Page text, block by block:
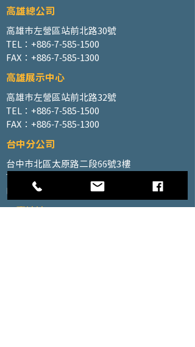
高雄總公司
高雄市左營區站前北路30號
TEL：+886-7-585-1500
FAX：+886-7-585-1300
高雄展示中心
高雄市左營區站前北路32號
TEL：+886-7-585-1500
FAX：+886-7-585-1300
台中分公司
台中市北區太原路二段66號3樓
TEL：+886-4-2202-5660
FAX：+886-4-2206-3527
工廠地址